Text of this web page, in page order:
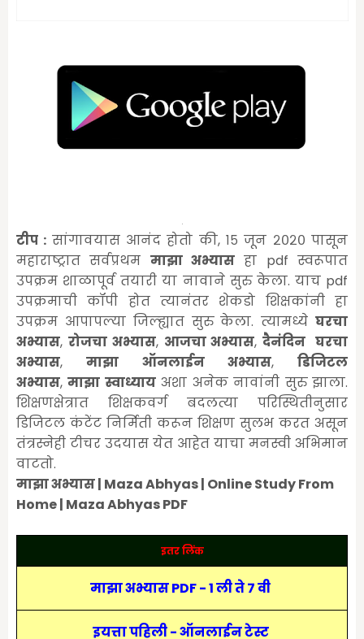
टीप : सांगावयास आनंद होतो की, १५ जून २०२० पासून
महाराष्ट्रात सर्वप्रथम माझा अभ्यास हा pdf स्वरूपात
उपक्रम शाळापूर्व तयारी या नावाने सुरु केला. याच pdf
उपक्रमाची कॉपी होत त्यानंतर शेकडो शिक्षकांनी हा
उपक्रम आपापल्या जिल्ह्यात सुरु केला. त्यामध्ये घरचा
अभ्यास, रोजचा अभ्यास, आजचा अभ्यास,दैनंदिन घरचा
अभ्यास,माझा ऑनलाईन अभ्यास, डिजिटल
अभ्यास,माझा स्वाध्यायअशा अनेक नावांनी सुरु झाला.
शिक्षणक्षेत्रात शिक्षकवर्ग बदलत्या परिस्थितीनुसार
डिजिटल कंटेंट निर्मिती करून शिक्षण सुलभ करत असून
तंत्रस्नेही टीचर उदयास येत आहेत याचा मनस्वी अभिमान
वाटतो.
माझा अभ्यास | Maza Abhyas | Online Study From
Home | Maza Abhyas PDF
इतर लिंक
माझा अभ्यास PDF - 1 ली ते 7 वी
इयत्ता पहिली - ऑनलाईन टेस्ट